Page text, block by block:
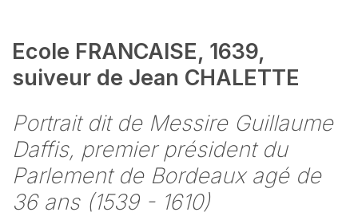
Ecole FRANCAISE, 1639,
suiveur de Jean CHALETTE
Portrait dit de Messire Guillaume
Daffis, premier président du
Parlement de Bordeaux agé de
36 ans (1539 - 1610)